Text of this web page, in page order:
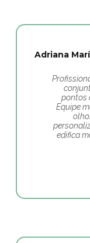
Adriana
pontos
Equipe
edifica